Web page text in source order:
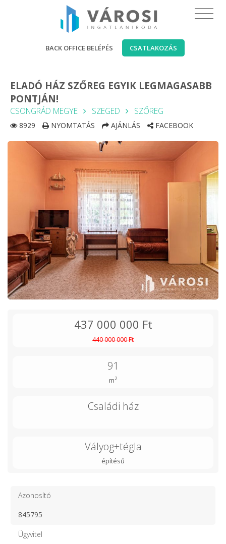
BACK OFFICE BELÉPÉS CSATLAKOZÁS
ELADÓ HÁZ SZŐREG EGYIK LEGMAGASABB
PONTJÁN!
CSONGRÁD MEGYE SZEGED SZŐREG
8929 NYOMTATÁS AJÁNLÁS FACEBOOK
437 000 000 Ft
440 000 000 Ft
91
m2
Családi ház
Vályog+tégla
építésű
Azonosító
845795
Ügyvitel